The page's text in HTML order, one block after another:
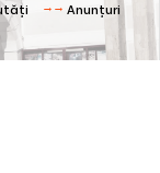
Anunțuri